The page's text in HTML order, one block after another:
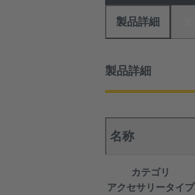
製品詳細
製品詳細
名称
カテゴリ
アクセサリータイプ